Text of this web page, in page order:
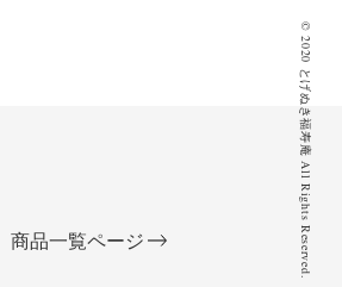
© 2020 とげぬき福寿庵 All Rights Reserved.
商品一覧ページ